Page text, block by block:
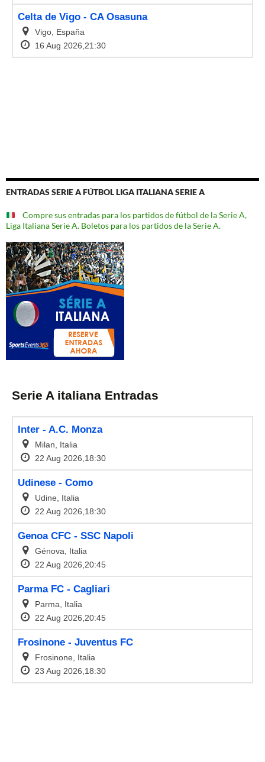
ENTRADAS SERIE A FÚTBOL LIGA ITALIANA SERIE A
Compre sus entradas para los partidos de fútbol de la Serie A,
Liga Italiana Serie A. Boletos para los partidos de la Serie A.